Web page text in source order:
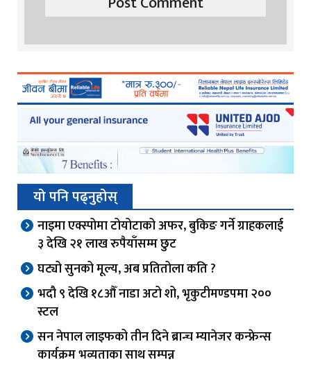
यो पनि पढ्नुहोस्
नाइमा एक्स्पोमा टोयोटाको अफर, बुकिङ गर्ने ग्राहकलाई
३ देखि २१ लाख रुपैयाँसम्म छुट
घट्यो सुनको मूल्य, अब प्रतितोला कति ?
भदौ ९ देखि १८औँ नाडा अटो शो, भृकुटीमण्डपमा २००
स्टल
सन नेपाल लाइफको तीन दिने ब्रान्च म्यानेजर कन्फ्रेन्स
कार्यक्रम भव्यताका साथ सम्पन्न